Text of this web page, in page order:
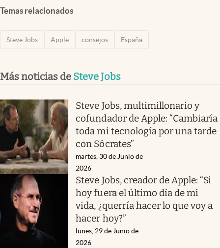
Temas relacionados
Steve Jobs Apple consejos España
Más noticias de Steve Jobs
Steve Jobs, multimillonario y
cofundador de Apple: “Cambiaría
toda mi tecnología por una tarde
con Sócrates”
martes, 30 de Junio de
2026
Steve Jobs, creador de Apple: “Si
hoy fuera el último día de mi
vida, ¿querría hacer lo que voy a
hacer hoy?”
lunes, 29 de Junio de
2026